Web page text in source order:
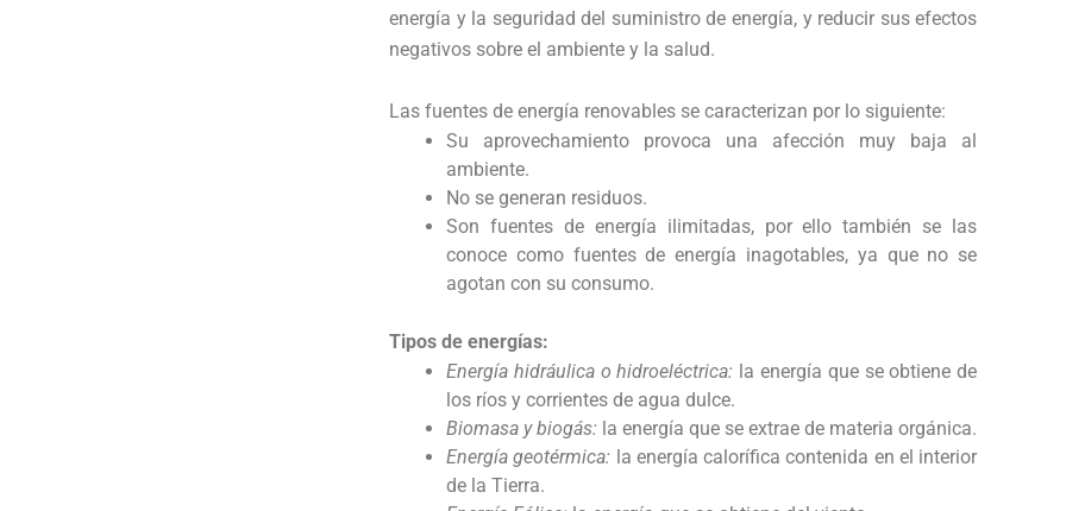
energía y la seguridad del suministro de energía, y reducir sus efectos
negativos sobre el ambiente y la salud.
Las fuentes de energía renovables se caracterizan por lo siguiente:
Su aprovechamiento provoca una afección muy baja al
ambiente.
No se generan residuos.
Son fuentes de energía ilimitadas, por ello también se las
conoce como fuentes de energía inagotables, ya que no se
agotan con su consumo.
Tipos de energías:
Energía hidráulica o hidroeléctrica: la energía que se obtiene de
los ríos y corrientes de agua dulce.
Biomasa y biogás: la energía que se extrae de materia orgánica.
Energía geotérmica: la energía calorífica contenida en el interior
de la Tierra.